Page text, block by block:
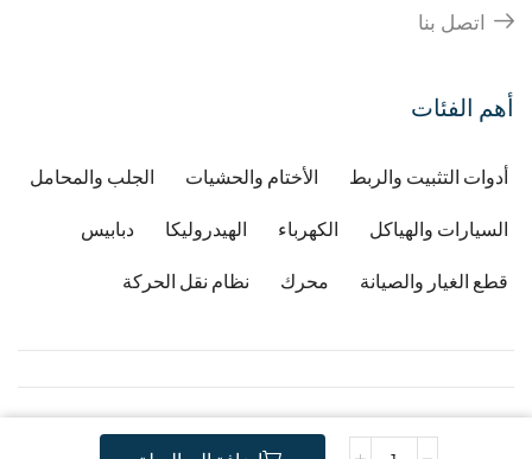
اتصل بنا
أهم الفئات
أدوات التثبيت والربط الأختام والحشيات الجلب والمحامل
السيارات والهياكل الكهرباء الهيدروليكا دبابيس
قطع الغيار والصيانة محرك نظام نقل الحركة
Copyright © 2026Developped by Djafri idir